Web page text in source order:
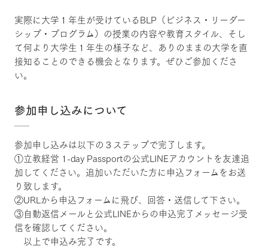
実際に大学１年生が受けているBLP（ビジネス・リーダー
シップ・プログラム）の授業の内容や教育スタイル、そし
て何より大学生１年生の様子など、ありのままの大学を直
接知ることのできる機会となります。ぜひご参加くださ
い。
参加申し込みについて
参加申し込みは以下の３ステップで完了します。
①立教経営 1-day Passportの公式LINEアカウントを友達追
加してください。追加いただいた方に申込フォームをお送
り致します。
②URLから申込フォームに飛び、回答・送信して下さい。
③自動返信メールと公式LINEからの申込完了メッセージ受
信を確認してください。
以上で申込み完了です。